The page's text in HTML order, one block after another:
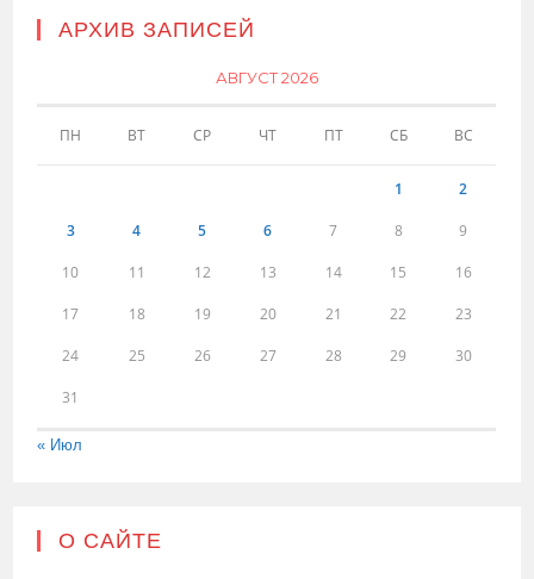
АРХИВ ЗАПИСЕЙ
АВГУСТ 2026
ПН ВТ СР ЧТ ПТ СБ ВС
1 2
3 4 5 6 7 8 9
10 11 12 13 14 15 16
17 18 19 20 21 22 23
24 25 26 27 28 29 30
31
« Июл
О САЙТЕ